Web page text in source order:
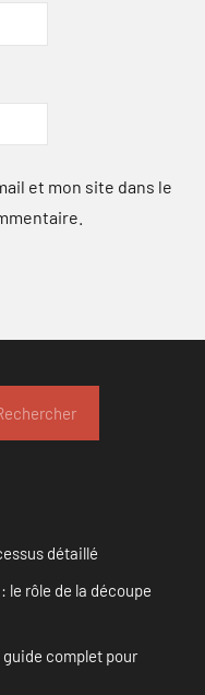
et mon site dans le
détaillé
le rôle de la découpe
complet pour